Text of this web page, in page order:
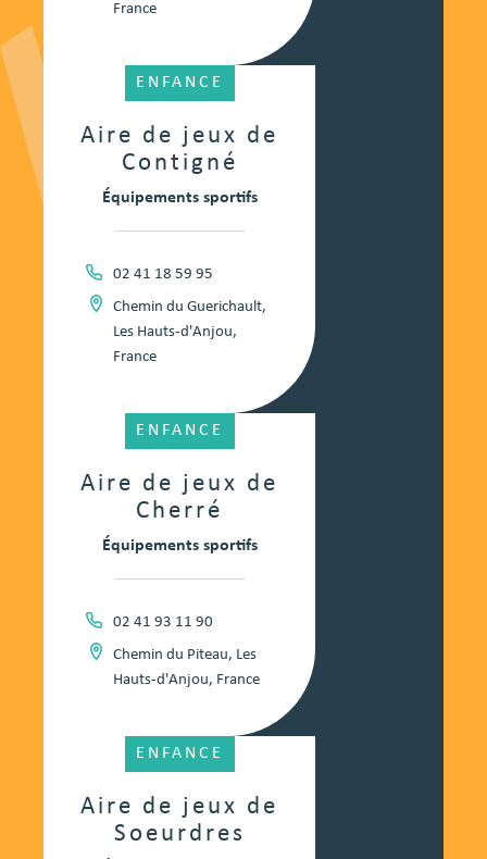
France
Aire de jeux de
Contigné
ENFANCE
Équipements sportifs
02 41 18 59 95
Chemin du Guerichault,
Les Hauts-d'Anjou,
France
Aire de jeux de
Cherré
ENFANCE
Équipements sportifs
02 41 93 11 90
Chemin du Piteau, Les
Hauts-d'Anjou, France
Aire de jeux de
Soeurdres
ENFANCE